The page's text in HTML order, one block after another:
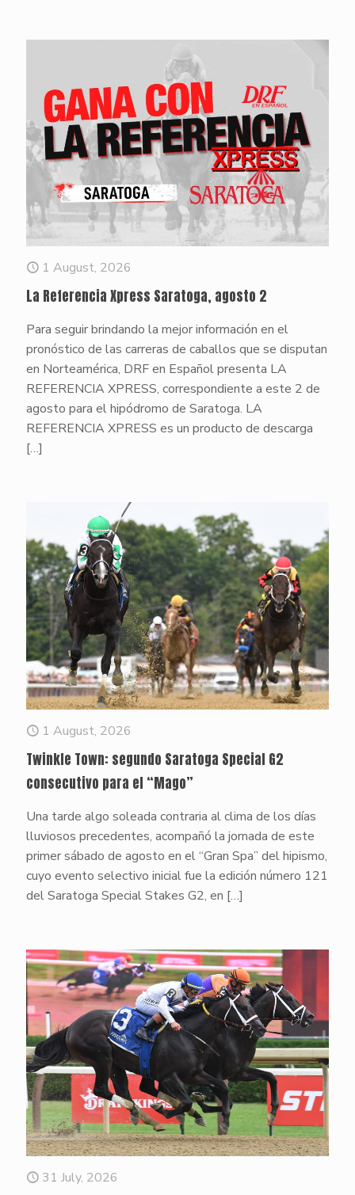
1 August, 2026
La Referencia Xpress Saratoga, agosto 2
Para seguir brindando la mejor información en el
pronóstico de las carreras de caballos que se disputan
en Norteamérica, DRF en Español presenta LA
REFERENCIA XPRESS, correspondiente a este 2 de
agosto para el hipódromo de Saratoga. LA
REFERENCIA XPRESS es un producto de descarga
[…]
1 August, 2026
Twinkle Town: segundo Saratoga Special G2
consecutivo para el “Mago”
Una tarde algo soleada contraria al clima de los días
lluviosos precedentes, acompañó la jornada de este
primer sábado de agosto en el “Gran Spa” del hipismo,
cuyo evento selectivo inicial fue la edición número 121
del Saratoga Special Stakes G2, en […]
31 July, 2026